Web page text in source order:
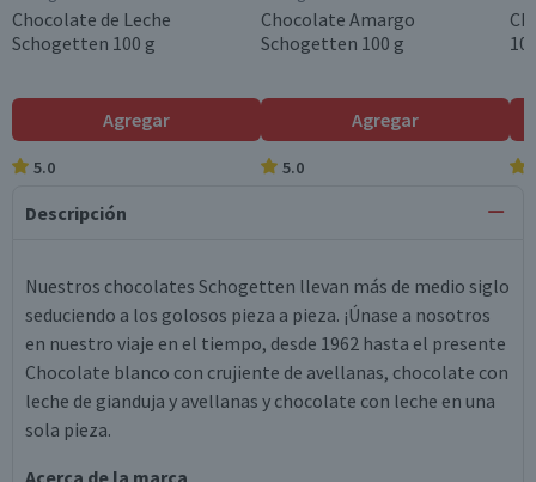
Chocolate de Leche
Schogetten 100 g
Agregar
5.0
Chocolate Amargo
Schogetten 100 g
Agregar
5.0
Descripción
Nuestros chocolates Schogetten llevan más de medio siglo
seduciendo a los golosos pieza a pieza. ¡Únase a nosotros
en nuestro viaje en el tiempo, desde 1962 hasta el presente
Chocolate blanco con crujiente de avellanas, chocolate con
leche de gianduja y avellanas y chocolate con leche en una
sola pieza.
Acerca de la marca